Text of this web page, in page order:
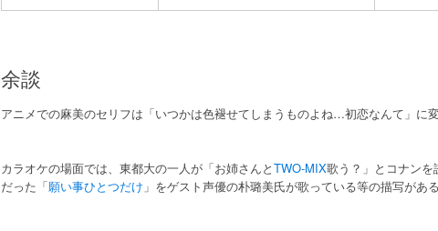
余談
アニメでの麻美のセリフは「いつかは色褪せてしまうものよね…初恋なんて」に
カラオケの場面では、東都大の一人が「お姉さんとTWO-MIX歌う？」とコナン
だった「願い事ひとつだけ 」をゲスト声優の朴璐美氏が歌っている等の描写があ